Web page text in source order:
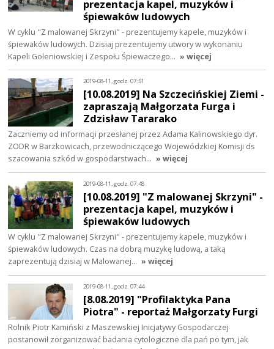
prezentacja kapel, muzyków i
śpiewaków ludowych
W cyklu "Z malowanej Skrzyni" - prezentujemy kapele, muzyków i
śpiewaków ludowych. Dzisiaj prezentujemy utwory w wykonaniu
Kapeli Goleniowskiej i Zespołu Śpiewaczego… » więcej
2019-08-11, godz. 07:51
[10.08.2019] Na Szczecińskiej Ziemi -
zapraszają Małgorzata Furga i
Zdzisław Tararako
Zaczniemy od informacji przesłanej przez Adama Kalinowskiego dyr.
ZODR w Barzkowicach, przewodniczącego Wojewódzkiej Komisji ds
szacowania szkód w gospodarstwach… » więcej
2019-08-11, godz. 07:48
[10.08.2019] "Z malowanej Skrzyni" -
prezentacja kapel, muzyków i
śpiewaków ludowych
W cyklu "Z malowanej Skrzyni" - prezentujemy kapele, muzyków i
śpiewaków ludowych. Czas na dobrą muzykę ludową, a taką
zaprezentują dzisiaj w Malowanej… » więcej
2019-08-11, godz. 07:44
[8.08.2019] "Profilaktyka Pana
Piotra" - reportaż Małgorzaty Furgi
Rolnik Piotr Kamiński z Maszewskiej Inicjatywy Gospodarczej
postanowił zorganizować badania cytologiczne dla pań po tym, jak